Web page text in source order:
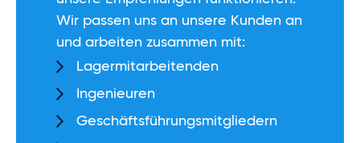
Wir passen uns an unsere Kunden an
und arbeiten zusammen mit:
Lagermitarbeitenden
Ingenieuren
Geschäftsführungsmitgliedern